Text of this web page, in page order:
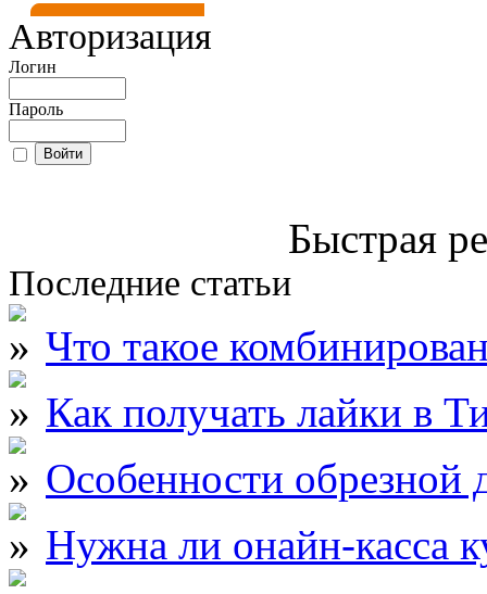
Авторизация
Логин
Пароль
Быстрая
Последние статьи
Что такое
Как получать лайки в
Особенности обрезной
Нужна ли онайн-касса